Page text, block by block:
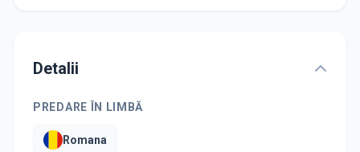
Detalii
PREDARE ÎN LIMBĂ
Romana